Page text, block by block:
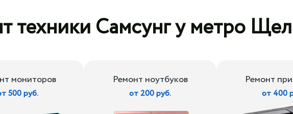
техники Самсунг у метро
мониторов
500 руб.
Ремонт ноутбуков
от 200 руб.
Ремонт
от 400